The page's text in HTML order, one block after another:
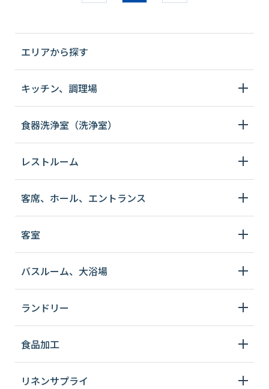
エリアから探す
キッチン、調理場
食器洗浄室（洗浄室）
レストルーム
客席、ホール、エントランス
客室
バスルーム、大浴場
ランドリー
食品加工
リネンサプライ